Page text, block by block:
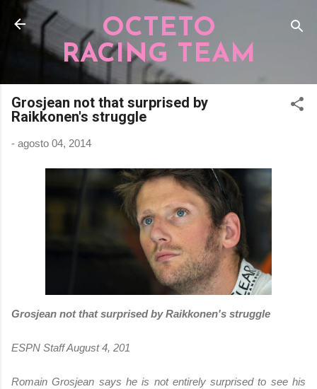
Pular para o conteúdo principal
OCTETO
RACING TEAM
Grosjean not that surprised by
Raikkonen's struggle
- agosto 04, 2014
Grosjean not that surprised by Raikkonen's struggle
ESPN Staff August 4, 201
Romain Grosjean says he is not entirely surprised to see his